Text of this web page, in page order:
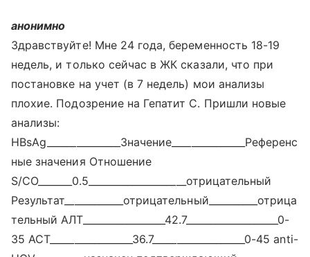
анонимно
Здравствуйте! Мне 24 года, беременность 18-19
недель, и только сейчас в ЖК сказали, что при
постановке на учет (в 7 недель) мои анализы
плохие. Подозрение на Гепатит С. Пришли новые
анализы:
HBsAg_______________Значение_______________Референс
ные значения Отношение
S/CO_______0.5____________________отрицательный
Результат____________отрицательный__________отрица
тельный АЛТ_________________42.7___________________0-
35 АСТ_________________36.7___________________0-45 anti-